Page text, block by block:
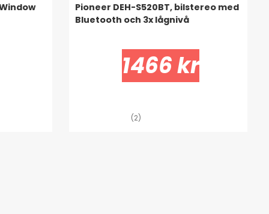
Pioneer DEH-S520BT, bilstereo med
Bluetooth och 3x lågnivå
1466 kr
(2)